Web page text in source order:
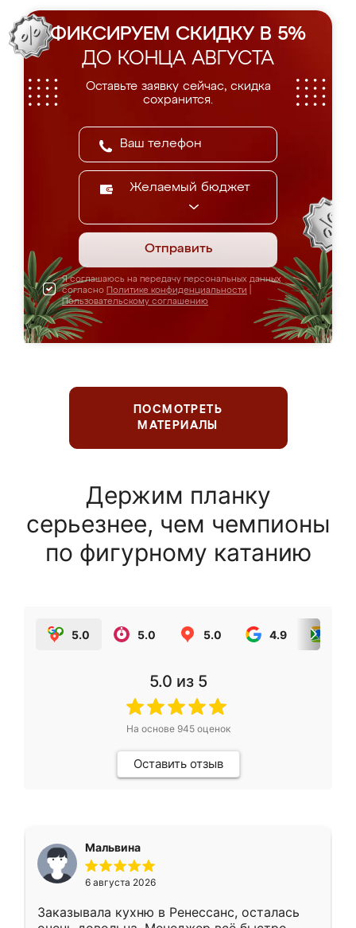
ФИКСИРУЕМ СКИДКУ В 5%
ДО КОНЦА АВГУСТА
Оставьте заявку сейчас, скидка
сохранится.
Желаемый бюджет
Отправить
Я соглашаюсь на передачу персональных данных
согласно Политике конфиденциальности
Пользовательскому соглашению
ПОСМОТРЕТЬ
МАТЕРИАЛЫ
Держим планку
серьезнее, чем чемпионы
по фигурному катанию
5.0 5.0 5.0 4.9
5.0 из 5
На основе 945оценок
Оставить отзыв
Мальвина
6 августа 2026
Заказывала кухню в Ренессанс, осталась